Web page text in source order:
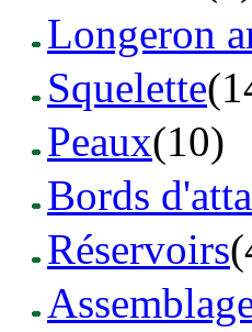
Longeron
Squelette
Peaux(10)
Bords
Réservoirs